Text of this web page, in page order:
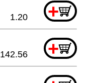
+
1.20
+
142.56